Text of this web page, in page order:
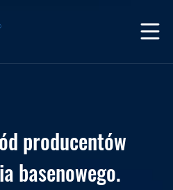
producentów
basenowego.